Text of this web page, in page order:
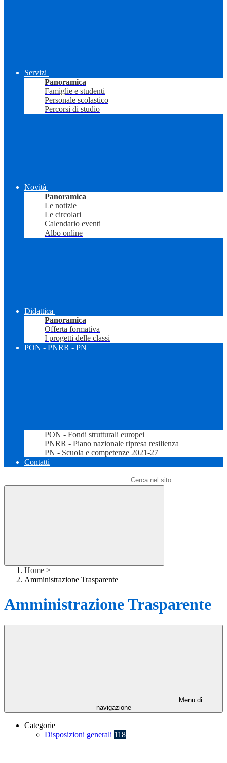
Servizi
Panoramica
Famiglie e studenti
Personale scolastico
Percorsi di studio
Novità
Panoramica
Le notizie
Le circolari
Calendario eventi
Albo online
Didattica
Panoramica
Offerta formativa
I progetti delle classi
PON - PNRR - PN
PON - Fondi strutturali europei
PNRR - Piano nazionale ripresa resilienza
PN - Scuola e competenze 2021-27
Contatti
Home >
Amministrazione Trasparente
Amministrazione Trasparente
Menu di
navigazione
Categorie
Disposizioni generali 118